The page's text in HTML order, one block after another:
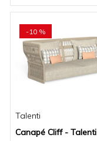
-10 %
Talenti
Canapé Cliff - Talenti